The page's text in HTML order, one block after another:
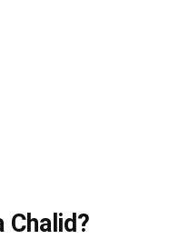
Chalid?